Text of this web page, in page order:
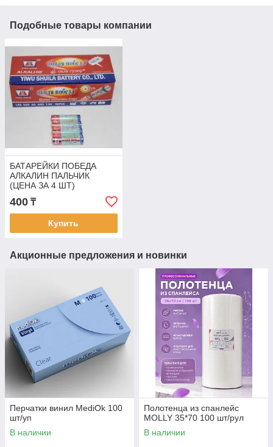
Подобные товары компании
БАТАРЕЙКИ ПОБЕДА
АЛКАЛИН ПАЛЬЧИК
(ЦЕНА ЗА 4 ШТ)
400 ₸
Купить
Акционные предложения и новинки
Перчатки винил MediOk 100
шт/уп
В наличии
Полотенца из спанлейс
MOLLY 35*70 100 шт/рул
В наличии